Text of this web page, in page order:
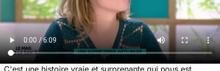
C'est une histoire vraie et surprenante qui nous est